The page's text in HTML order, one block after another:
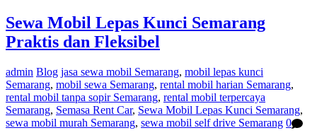
Sewa Mobil Lepas Kunci Semarang
Praktis dan Fleksibel
admin Blog jasa sewa mobil Semarang, mobil lepas kunci
Semarang, mobil sewa Semarang, rental mobil harian Semarang,
rental mobil tanpa sopir Semarang, rental mobil terpercaya
Semarang, Semasa Rent Car, Sewa Mobil Lepas Kunci Semarang,
sewa mobil murah Semarang, sewa mobil self drive Semarang 0